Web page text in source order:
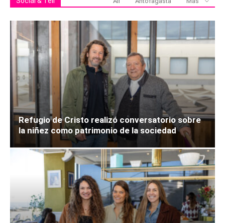
Refugio de Cristo realizó conversatorio sobre
la niñez como patrimonio de la sociedad